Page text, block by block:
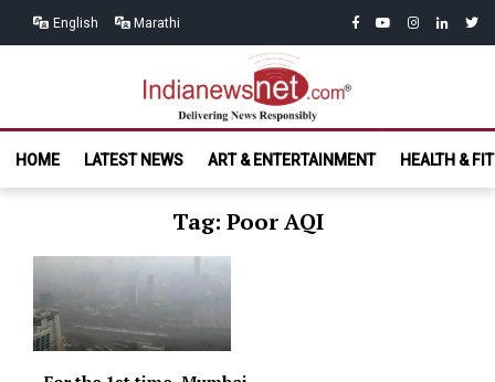
English Marathi facebook
youtubeinstagram
linkedin
India News
Net.com
HOME
LATEST NEWS ART & ENTERTAINMENT HEALTH &
Tag: Poor AQI